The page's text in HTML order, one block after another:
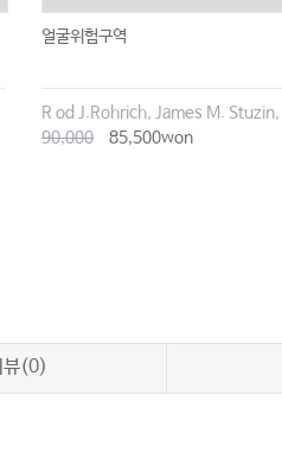
얼굴위험구역
90,000
85,500won
뷰(0)